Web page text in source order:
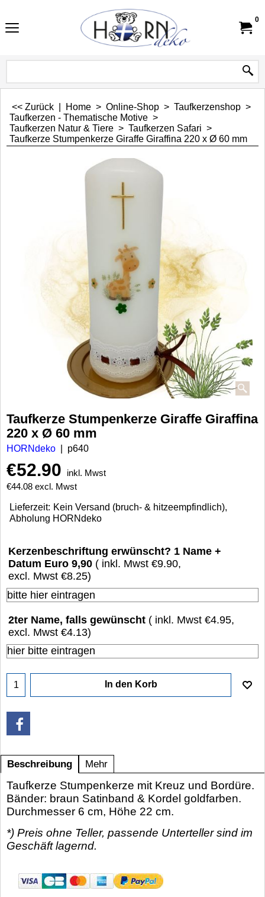
0
<< Zurück Home > Online-Shop > Taufkerzenshop >
Taufkerzen - Thematische Motive >
Taufkerzen Natur & Tiere > Taufkerzen Safari >
Taufkerze Stumpenkerze Giraffe Giraffina 220 x Ø 60 mm
Taufkerze Stumpenkerze Giraffe Giraffina
220 x Ø 60 mm
HORNdeko p640
€52.90
inkl. Mwst
€44.08 excl. Mwst
Lieferzeit: Kein Versand (bruch- & hitzeempfindlich),
Abholung HORNdeko
Kerzenbeschriftung erwünscht? 1 Name +
Datum Euro 9,90 ( inkl. Mwst €9.90,
excl. Mwst €8.25)
2ter Name, falls gewünscht ( inkl. Mwst €4.95,
excl. Mwst €4.13)
In den Korb
Beschreibung Mehr
Taufkerze Stumpenkerze mit Kreuz und Bordüre.
Bänder: braun Satinband & Kordel goldfarben.
Durchmesser 6 cm, Höhe 22 cm.
*) Preis ohne Teller, passende Unterteller sind im
Geschäft lagernd.